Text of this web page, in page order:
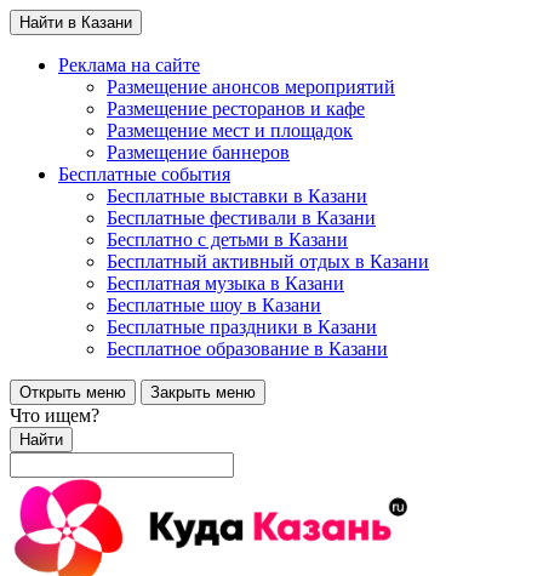
Найти в Казани
Реклама на сайте
Размещение анонсов мероприятий
Размещение ресторанов и кафе
Размещение мест и площадок
Размещение баннеров
Бесплатные события
Бесплатные выставки в Казани
Бесплатные фестивали в Казани
Бесплатно с детьми в Казани
Бесплатный активный отдых в Казани
Бесплатная музыка в Казани
Бесплатные шоу в Казани
Бесплатные праздники в Казани
Бесплатное образование в Казани
Открыть меню Закрыть меню
Что ищем?
Найти